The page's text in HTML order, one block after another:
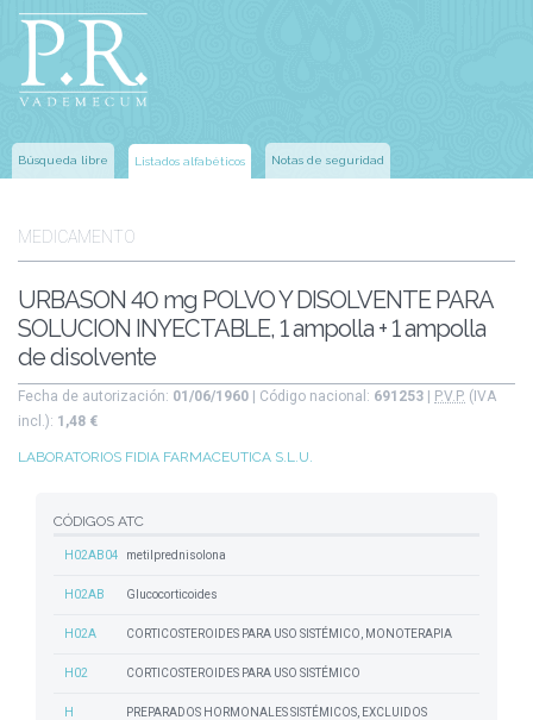
Búsqueda libre Listados alfabéticos Notas de seguridad
MEDICAMENTO
URBASON 40 mg POLVO Y DISOLVENTE PARA
SOLUCION INYECTABLE, 1 ampolla + 1 ampolla
de disolvente
Fecha de autorización: 01/06/1960 | Código nacional: 691253 P.V.P. (IVA
incl.): 1,48 €
LABORATORIOS FIDIA FARMACEUTICA S.L.U.
CÓDIGOS ATC
H02AB04 metilprednisolona
H02AB Glucocorticoides
H02A CORTICOSTEROIDES PARA USO SISTÉMICO, MONOTERAPIA
H02 CORTICOSTEROIDES PARA USO SISTÉMICO
H
PREPARADOS HORMONALES SISTÉMICOS, EXCLUIDOS